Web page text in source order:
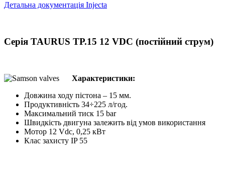
Детальна документація Injecta
Серія TAURUS TP.15 12 VDC (постійний струм)
Характеристики:
Довжина ходу пістона – 15 мм.
Продуктивність 34÷225 л/год.
Максимальний тиск 15 bar
Швидкість двигуна залежить від умов використання
Мотор 12 Vdc, 0,25 кВт
Клас захисту IP 55